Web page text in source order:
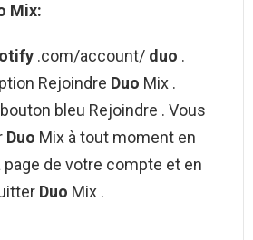
Mix:
.com/account/ duo .
Rejoindre Duo Mix .
bleu Rejoindre . Vous
Duo Mix à tout moment en
page de votre compte et en
Duo Mix .